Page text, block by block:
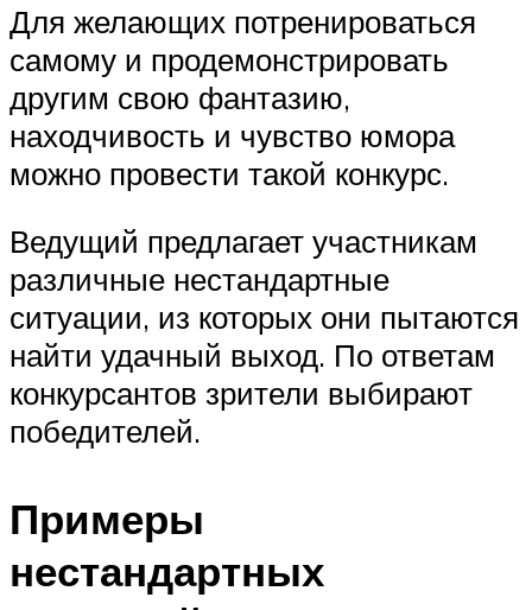
Для желающих потренироваться
самому и продемонстрировать
другим свою фантазию,
находчивость и чувство юмора
можно провести такой конкурс.
Ведущий предлагает участникам
различные нестандартные
ситуации, из которых они пытаются
найти удачный выход. По ответам
конкурсантов зрители выбирают
победителей.
Примеры
нестандартных